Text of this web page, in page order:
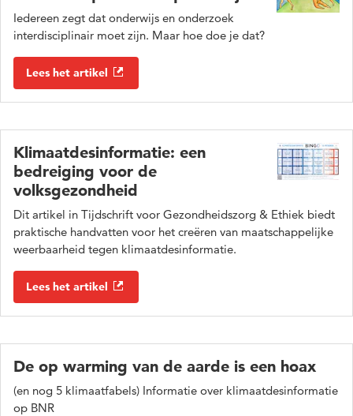
Iedereen zegt dat onderwijs en onderzoek
interdisciplinair moet zijn. Maar hoe doe je dat?
Lees het artikel
Klimaatdesinformatie: een
bedreiging voor de
volksgezondheid
Dit artikel in Tijdschrift voor Gezondheidszorg & Ethiek biedt
praktische handvatten voor het creëren van maatschappelijke
weerbaarheid tegen klimaatdesinformatie.
Lees het artikel
De op warming van de aarde is een hoax
(en nog 5 klimaatfabels) Informatie over klimaatdesinformatie
op BNR